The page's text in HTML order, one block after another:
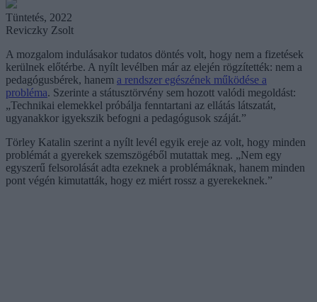
Tüntetés, 2022
Reviczky Zsolt
A mozgalom indulásakor tudatos döntés volt, hogy nem a fizetések
kerülnek előtérbe. A nyílt levélben már az elején rögzítették: nem a
pedagógusbérek, hanem a rendszer egészének működése a
probléma. Szerinte a státusztörvény sem hozott valódi megoldást:
„Technikai elemekkel próbálja fenntartani az ellátás látszatát,
ugyanakkor igyekszik befogni a pedagógusok száját.”
Törley Katalin szerint a nyílt levél egyik ereje az volt, hogy minden
problémát a gyerekek szemszögéből mutattak meg. „Nem egy
egyszerű felsorolását adta ezeknek a problémáknak, hanem minden
pont végén kimutatták, hogy ez miért rossz a gyerekeknek.”